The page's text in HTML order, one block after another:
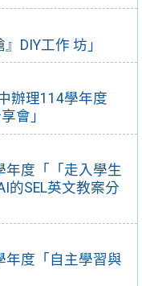
DIY工作 坊」
辦理114學年度
會」
年度「「走入學生
的SEL英文教案分
年度「自主學習與